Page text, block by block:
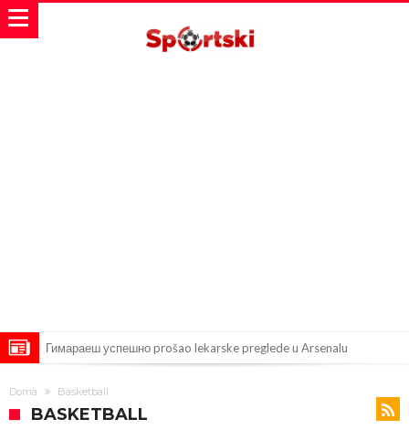
Гимараеш успешно prošao lekarske preglede u Arsenalu
rekord
Barselona čeka ponude za Ferana Toresa
Doma Basketball
BASKETBALL